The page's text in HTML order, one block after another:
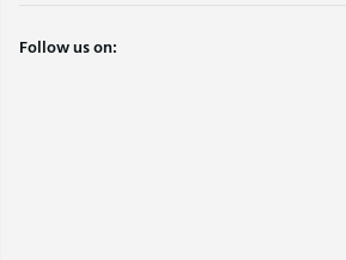
Follow us on: